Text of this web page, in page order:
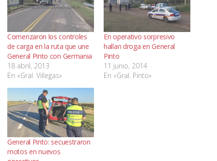
Comenzaron los controles
de carga en la ruta que une
General Pinto con Germania
18 abril, 2013
En «Gral. Villegas»
En operativo sorpresivo
hallan droga en General
Pinto
11 junio, 2014
En «Gral. Pinto»
General Pinto: secuestraron
motos en nuevos